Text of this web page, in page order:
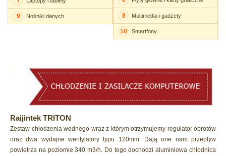
9 Nośniki danych 8 Multimedia i gadżety
10 Smartfony
Raijintek TRITON
Zestaw chłodzenia wodnego wraz z którym otrzymujemy regulator obrotów
oraz dwa wydajne wentylatory typu 120mm. Dają one nam przepływ
powietrza na poziomie 340 m3/h. Do tego dochodzi aluminiowa chłodnica